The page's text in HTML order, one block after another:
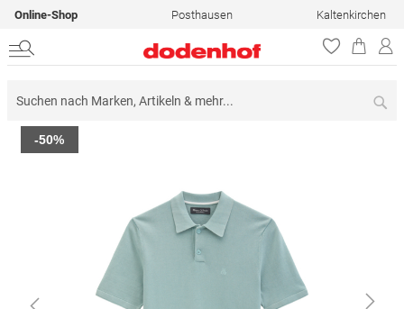
Online-Shop Posthausen Kaltenkirchen
Zum
Ende
-50%